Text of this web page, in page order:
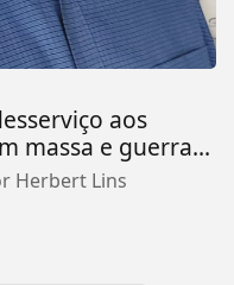
aos
massa e guerra...
Herbert Lins